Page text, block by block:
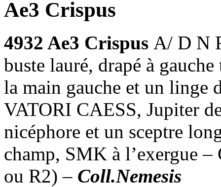
Ae3 Crispus
4932 Ae3 Crispus A/ D N
buste lauré, drapé à
la main gauche et un
VATORI CAESS, Jupiter
nicéphore et un sceptre
champ, SMK à l’exergue
ou R2) – Coll.Nemesis